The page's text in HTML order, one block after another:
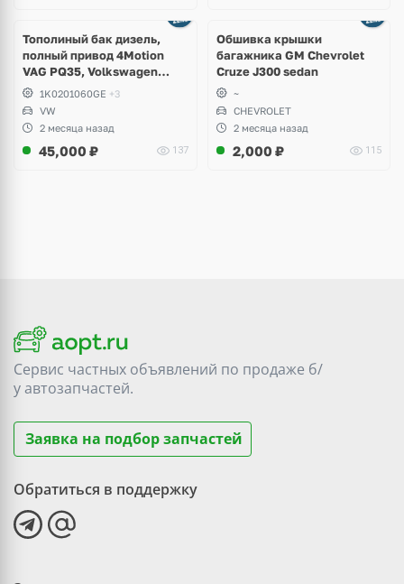
Тополиный бак дизель,
полный привод 4Motion
VAG PQ35, Volkswagen
Scirocco, Golf V, VI, Skoda
Yeti, Octavia A5, Superb,
Audi A3, Seat Altea
1K0201060GE +3
VW
2 месяца назад
45,000 ₽ 137
Обшивка крышки
багажника GM Chevrolet
Cruze J300 sedan
~
CHEVROLET
2 месяца назад
2,000 ₽ 115
Сервис частных объявлений по продаже б/
уавтозапчастей.
Заявка на подбор запчастей
Обратиться в поддержку